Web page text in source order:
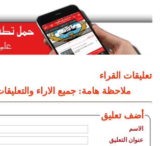
تعليقات القراء
ملاحظة هامة: جميع الاراء
أضف تعليق
الاسم
عنوان التعليق